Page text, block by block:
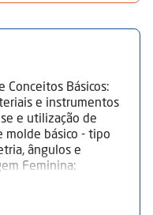
Conceitos Básicos:
e instrumentos
e utilização de
molde básico - tipo
ângulos e
Feminina:
circular para